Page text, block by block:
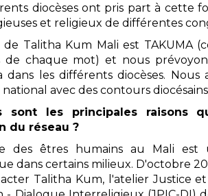
diocèses ont pris part à cette
et religieux de différentes
de Talitha Kum Mali est TAKUMA
de chaque mot) et nous
dans les différents diocèses.
avec des contours
sont les principales raisons
du réseau ?
des êtres humains au Mali est
dans certains milieux. D'octobre
Talitha Kum, l'atelier Justice